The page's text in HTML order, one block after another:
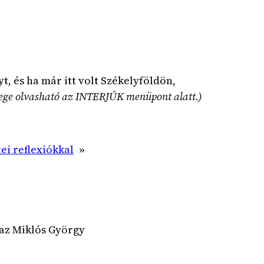
és ha már itt volt Székelyföldön,
olvasható az INTERJÚK menüpont alatt.)
reflexiókkal »
Miklós György